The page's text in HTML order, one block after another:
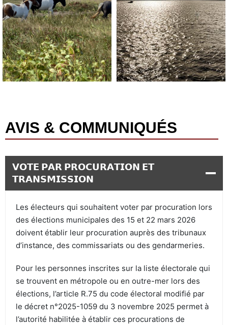
AVIS & COMMUNIQUÉS
𝗩𝗢𝗧𝗘 𝗣𝗔𝗥 𝗣𝗥𝗢𝗖𝗨𝗥𝗔𝗧𝗜𝗢𝗡 𝗘𝗧
𝗧𝗥𝗔𝗡𝗦𝗠𝗜𝗦𝗦𝗜𝗢𝗡
Les électeurs qui souhaitent voter par procuration lors
des élections municipales des 15 et 22 mars 2026
doivent établir leur procuration auprès des tribunaux
d’instance, des commissariats ou des gendarmeries.
Pour les personnes inscrites sur la liste électorale qui
se trouvent en métropole ou en outre-mer lors des
élections, l’article R.75 du code électoral modifié par
le décret n°2025-1059 du 3 novembre 2025 permet à
l’autorité habilitée à établir ces procurations de